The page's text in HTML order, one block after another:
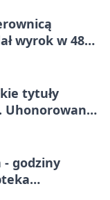
wyrok w 48
tytuły
Uhonorowano
- godziny